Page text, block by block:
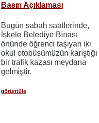
Basın Açıklaması
Bugün sabah saatlerinde,
İskele Belediye Binası
önünde öğrenci taşıyan iki
okul otobüsümüzün karıştığı
bir trafik kazası meydana
gelmiştir.
görüntüle